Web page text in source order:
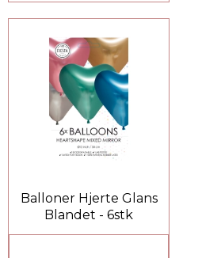
Balloner Hjerte Glans
Blandet - 6stk